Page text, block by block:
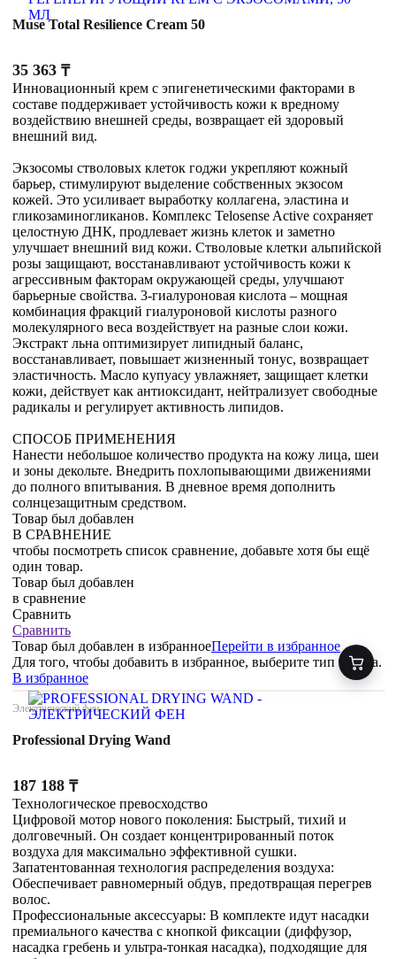
Muse Total Resilience Cream 50
35 363 ₸
Инновационный крем с эпигенетическими факторами в
составе поддерживает устойчивость кожи к вредному
воздействию внешней среды, возвращает ей здоровый
внешний вид.
Экзосомы стволовых клеток годжи укрепляют кожный
барьер, стимулируют выделение собственных экзосом
кожей. Это усиливает выработку коллагена, эластина и
гликозаминогликанов. Комплекс Telosense Active сохраняет
целостную ДНК, продлевает жизнь клеток и заметно
улучшает внешний вид кожи. Стволовые клетки альпийской
розы защищают, восстанавливают устойчивость кожи к
агрессивным факторам окружающей среды, улучшают
барьерные свойства. 3-гиалуроновая кислота – мощная
комбинация фракций гиалуроновой кислоты разного
молекулярного веса воздействует на разные слои кожи.
Экстракт льна оптимизирует липидный баланс,
восстанавливает, повышает жизненный тонус, возвращает
эластичность. Масло купуасу увлажняет, защищает клетки
кожи, действует как антиоксидант, нейтрализует свободные
радикалы и регулирует активность липидов.
СПОСОБ ПРИМЕНЕНИЯ
Нанести небольшое количество продукта на кожу лица, шеи
и зоны декольте. Внедрить похлопывающими движениями
до полного впитывания. В дневное время дополнить
солнцезащитным средством.
Товар был добавлен
В СРАВНЕНИЕ
чтобы посмотреть список сравнение, добавьте хотя бы ещё
один товар.
Товар был добавлен
в сравнение
Сравнить
Сравнить
Товар был добавлен в избранноеПерейти в избранное
Для того, чтобы добавить в избранное, выберите тип товара.
В избранное
Электрический фен
Professional Drying Wand
187 188 ₸
Технологическое превосходство
Цифровой мотор нового поколения: Быстрый, тихий и
долговечный. Он создает концентрированный поток
воздуха для максимально эффективной сушки.
Запатентованная технология распределения воздуха:
Обеспечивает равномерный обдув, предотвращая перегрев
волос.
Профессиональные аксессуары: В комплекте идут насадки
премиального качества с кнопкой фиксации (диффузор,
насадка гребень и ультра-тонкая насадка), подходящие для